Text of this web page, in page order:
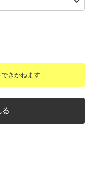
きかねます